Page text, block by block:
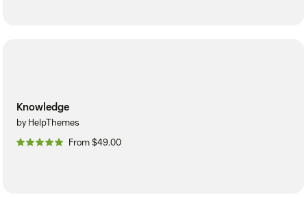
Knowledge
by HelpThemes
From $49.00